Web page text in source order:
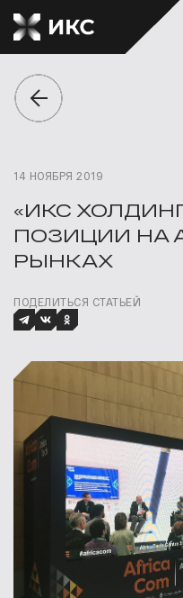
14 НОЯБРЯ 2019
«ИКС
ПОЗИЦИИ НА
РЫНКАХ
ПОДЕЛИТЬСЯ СТАТЬЕЙ